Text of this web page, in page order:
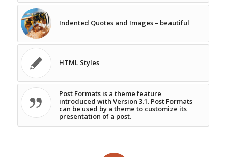
Indented Quotes and Images – beautiful
HTML Styles
Post Formats is a theme feature
introduced with Version 3.1. Post Formats
can be used by a theme to customize its
presentation of a post.